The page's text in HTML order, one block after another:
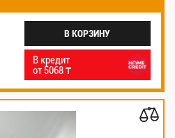
В КОРЗИНУ
В кредит
от 5068 ₸